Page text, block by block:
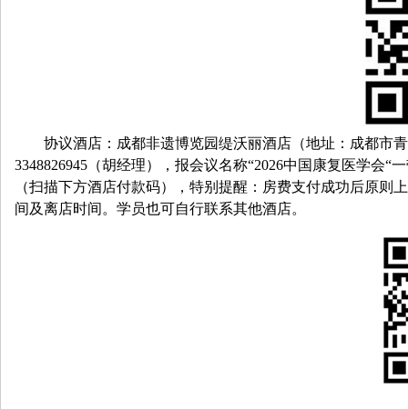
协议酒店：成都非遗博览园缇沃丽酒店（地址：成都市
3348826945 （胡经理），报会议名称“2026中国康复医学会“
（扫描下方酒店付款码），特别提醒：房费支付成功后原
间及离店时间。学员也可自行联系其他酒店。